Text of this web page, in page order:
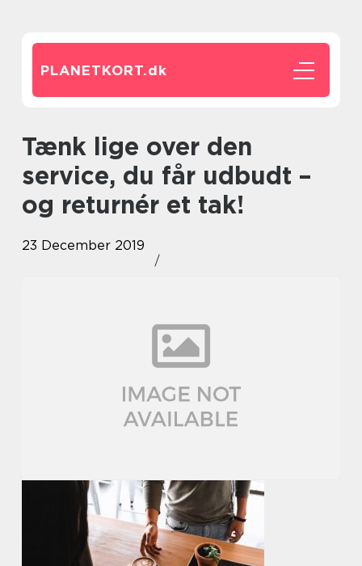
PLANETKORT.dk
Tænk lige over den
service, du får udbudt –
og returnér et tak!
23 December 2019